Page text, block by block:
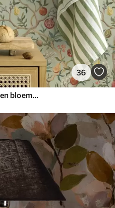
36
Granaatappelvruchten, peren en bloemen op een lichtgroene achtergrond